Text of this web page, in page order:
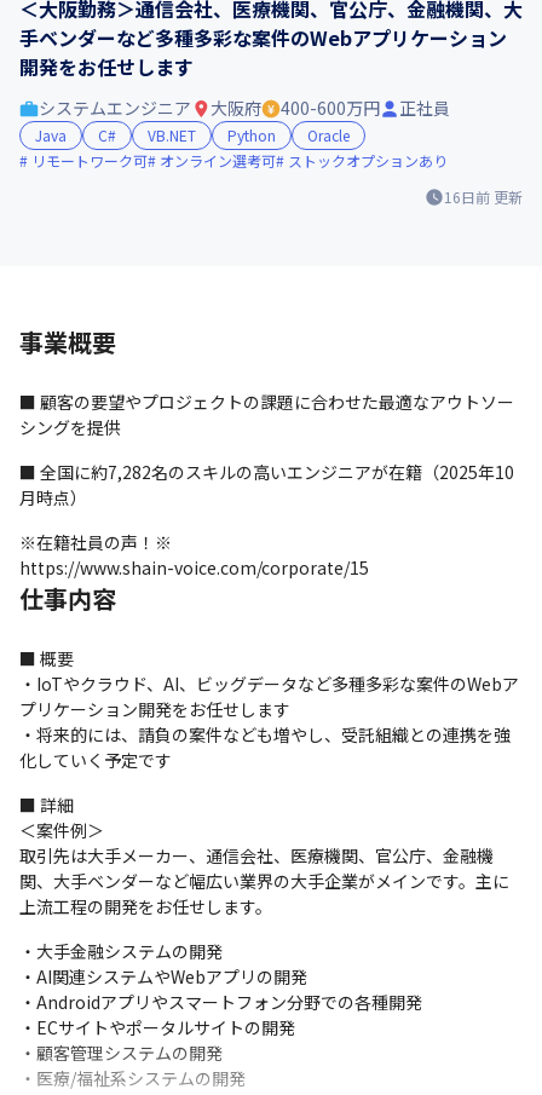
＜大阪勤務＞通信会社、医療機関、官公庁、金融機関、大
手ベンダーなど多種多彩な案件のWebアプリケーション
開発をお任せします
16日前 更新
システムエンジニア 大阪府 400-600万円 正社員
Java C# VB.NET Python
Oracle
リモートワーク可
オンライン選考可 ストックオプションあり
事業概要
■ 顧客の要望やプロジェクトの課題に合わせた最適なアウトソー
シングを提供
■ 全国に約7,282名のスキルの高いエンジニアが在籍（2025年10
月時点）
※在籍社員の声！※
https://www.shain-voice.com/corporate/15
仕事内容
■ 概要
・IoTやクラウド、AI、ビッグデータなど多種多彩な案件のWebア
プリケーション開発をお任せします
・将来的には、請負の案件なども増やし、受託組織との連携を強
化していく予定です
■ 詳細
＜案件例＞
取引先は大手メーカー、通信会社、医療機関、官公庁、金融機
関、大手ベンダーなど幅広い業界の大手企業がメインです。主に
上流工程の開発をお任せします。
・大手金融システムの開発
・AI関連システムやWebアプリの開発
・Androidアプリやスマートフォン分野での各種開発
・ECサイトやポータルサイトの開発
・顧客管理システムの開発
・医療/福祉系システムの開発